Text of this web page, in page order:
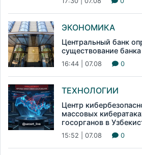
ЭКОНОМИКА
Центральный банк
существование
16:44 | 07.08 0
ТЕХНОЛОГИИ
Центр
массовых
госорганов в
15:52 | 07.08 0